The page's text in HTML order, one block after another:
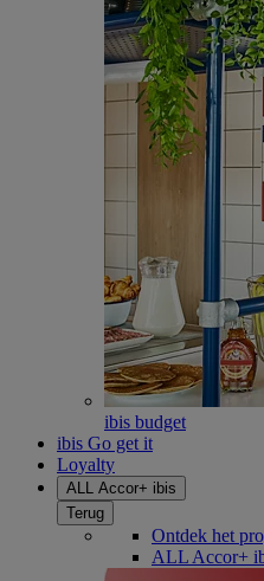
ibis budget
ibis Go get it
Loyalty
ALL Accor+ ibis
Terug
Ontdek het
ALL Accor+